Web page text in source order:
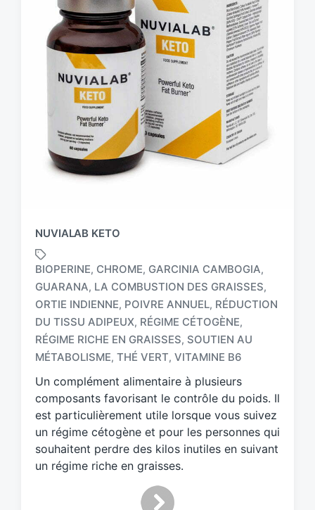
NUVIALAB KETO
a
g
g
d
w
i
t
h
BIOPERINE, CHROME, GARCINIA CAMBOGIA,
GUARANA, LA COMBUSTION DES GRAISSES,
ORTIE INDIENNE, POIVRE ANNUEL, RÉDUCTION
DU TISSU ADIPEUX, RÉGIME CÉTOGÈNE,
RÉGIME RICHE EN GRAISSES, SOUTIEN AU
MÉTABOLISME, THÉ VERT, VITAMINE B6
Un complément alimentaire à plusieurs
composants favorisant le contrôle du poids. Il
est particulièrement utile lorsque vous suivez
un régime cétogène et pour les personnes qui
souhaitent perdre des kilos inutiles en suivant
un régime riche en graisses.